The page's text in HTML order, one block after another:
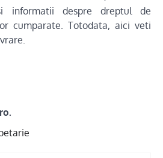
informatii despre dreptul de
cumparate. Totodata, aici veti